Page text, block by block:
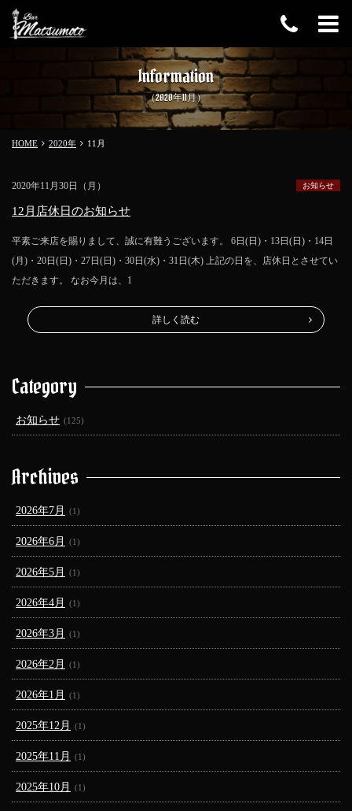
Information
（2020年11月）
HOME 2020年 11 月
2020年11月30日（月） お知らせ
12月店休日のお知らせ
平素ご来店を賜りまして、誠に有難うございます。 6日(日)・13日(日)・14日
(月)・20日(日)・27日(日)・30日(水)・31日(木) 上記の日を、店休日とさせてい
ただきます。 なお今月は、1
詳しく読む
Category
お知らせ (125)
Archives
2026年7月 (1)
2026年6月 (1)
2026年5月 (1)
2026年4月 (1)
2026年3月 (1)
2026年2月 (1)
2026年1月 (1)
2025年12月 (1)
2025年11月 (1)
2025年10月 (1)